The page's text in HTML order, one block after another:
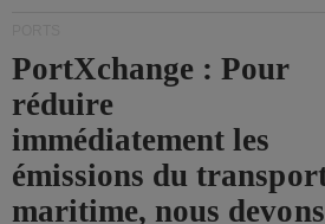
PortXchange : Pour
réduire
immédiatement les
émissions du
maritime, nous devons